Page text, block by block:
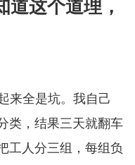
道这个道理，
来全是坑。我自己
类，结果三天就翻车
工人分三组，每组负